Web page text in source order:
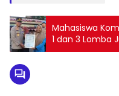
Mahasiswa
1 dan 3 Lomba